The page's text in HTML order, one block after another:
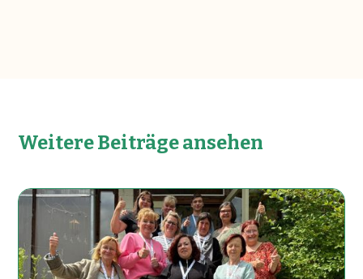
Weitere Beiträge ansehen